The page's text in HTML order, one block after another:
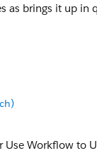
as brings it up in
Use Workflow to